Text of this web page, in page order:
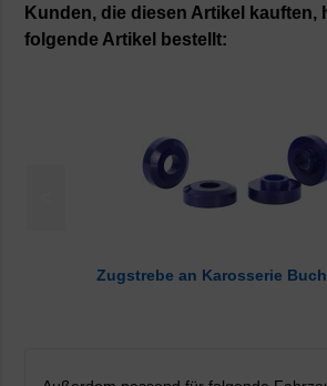
Kunden, die diesen Artikel kauften,
folgende Artikel bestellt:
Zugstrebe an Karosserie